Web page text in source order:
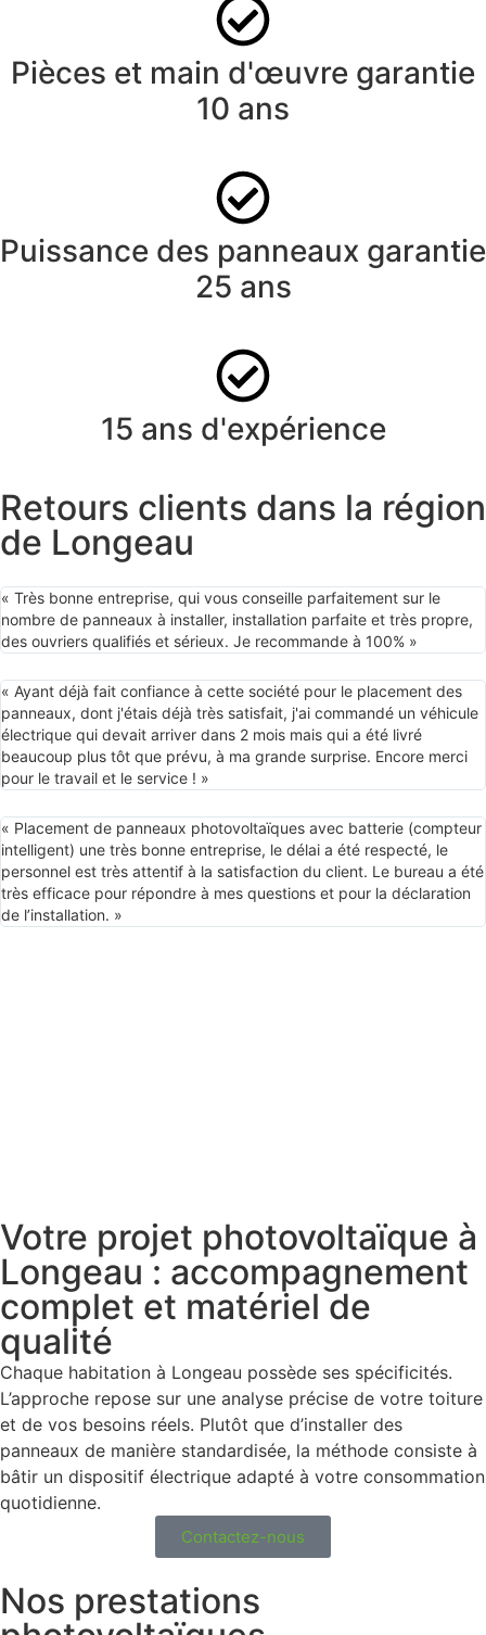
Pièces et main d'œuvre garantie
10 ans
Puissance des panneaux garantie
25 ans
15 ans d'expérience
Retours clients dans la région
de Longeau
« Très bonne entreprise, qui vous conseille parfaitement sur le
nombre de panneaux à installer, installation parfaite et très propre,
des ouvriers qualifiés et sérieux. Je recommande à 100% »
« Ayant déjà fait confiance à cette société pour le placement des
panneaux, dont j'étais déjà très satisfait, j'ai commandé un véhicule
électrique qui devait arriver dans 2 mois mais qui a été livré
beaucoup plus tôt que prévu, à ma grande surprise. Encore merci
pour le travail et le service ! »
« Placement de panneaux photovoltaïques avec batterie (compteur
intelligent) une très bonne entreprise, le délai a été respecté, le
personnel est très attentif à la satisfaction du client. Le bureau a été
très efficace pour répondre à mes questions et pour la déclaration
de l’installation. »
Votre projet photovoltaïque à
Longeau : accompagnement
complet et matériel de
qualité
Chaque habitation à Longeau possède ses spécificités.
L’approche repose sur une analyse précise de votre toiture
et de vos besoins réels. Plutôt que d’installer des
panneaux de manière standardisée, la méthode consiste à
bâtir un dispositif électrique adapté à votre consommation
quotidienne.
Contactez-nous
Nos prestations